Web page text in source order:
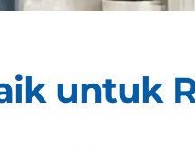
untuk